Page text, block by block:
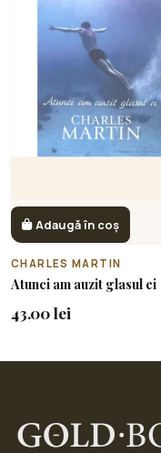
Adaugă în coș
CHARLES MARTIN
Atunci am auzit glasul ei
43.00 lei